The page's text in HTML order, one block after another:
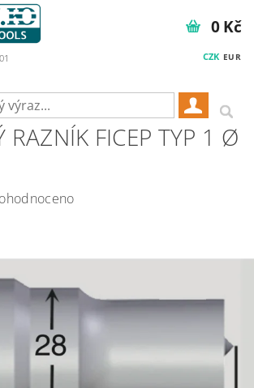
CZK EUR
0 Kč
RAZNÍK FICEP TYP 1 Ø